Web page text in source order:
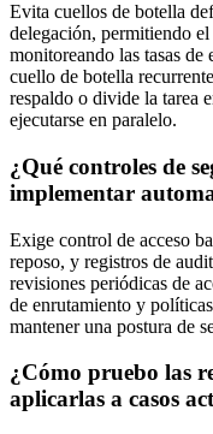
Evita cuellos de botella
delegación, permitiendo
monitoreando las tasas
cuello de botella
respaldo o divide la tarea
ejecutarse en paralelo.
¿Qué controles de
implementar
Exige control de acceso
reposo, y registros de
revisiones periódicas de
de enrutamiento y
mantener una postura de
¿Cómo pruebo las
aplicarlas a casos